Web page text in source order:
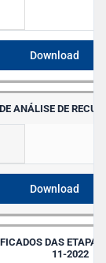
Download
ANÁLISE DE
Download
DAS
11-2022